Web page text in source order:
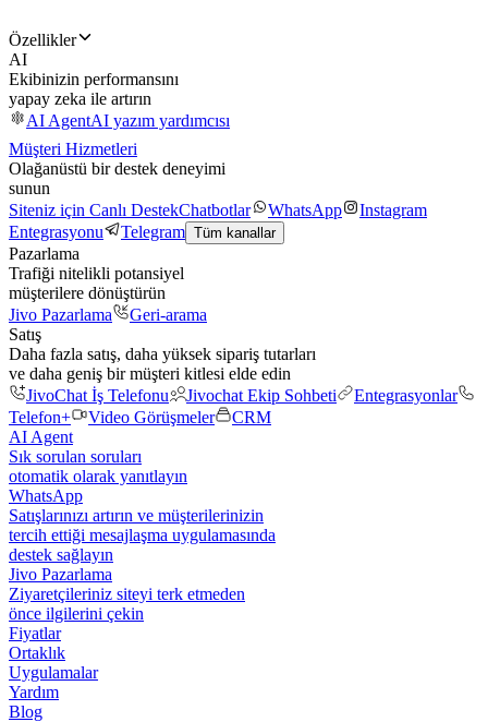
Özellikler
AI
Ekibinizin performansını
yapay zeka ile artırın
AI AgentAI yazım yardımcısı
Müşteri Hizmetleri
Olağanüstü bir destek deneyimi
sunun
Siteniz için Canlı DestekChatbotlar WhatsApp
Instagram
Entegrasyonu
Telegram Tüm kanallar
Pazarlama
Trafiği nitelikli potansiyel
müşterilere dönüştürün
Jivo Pazarlama
Geri-arama
Satış
Daha fazla satış, daha yüksek sipariş tutarları
ve daha geniş bir müşteri kitlesi elde edin
JivoChat İş Telefonu
Jivochat Ekip Sohbeti
Entegrasyonlar
Telefon+
Video Görüşmeler
CRM
AI Agent
Sık sorulan soruları
otomatik olarak yanıtlayın
WhatsApp
Satışlarınızı artırın ve müşterilerinizin
tercih ettiği mesajlaşma uygulamasında
destek sağlayın
Jivo Pazarlama
Ziyaretçileriniz siteyi terk etmeden
önce ilgilerini çekin
Fiyatlar
Ortaklık
Uygulamalar
Yardım
Blog